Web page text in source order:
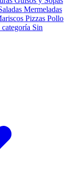
Mermeladas
Pizzas Pollo
categoría Sin